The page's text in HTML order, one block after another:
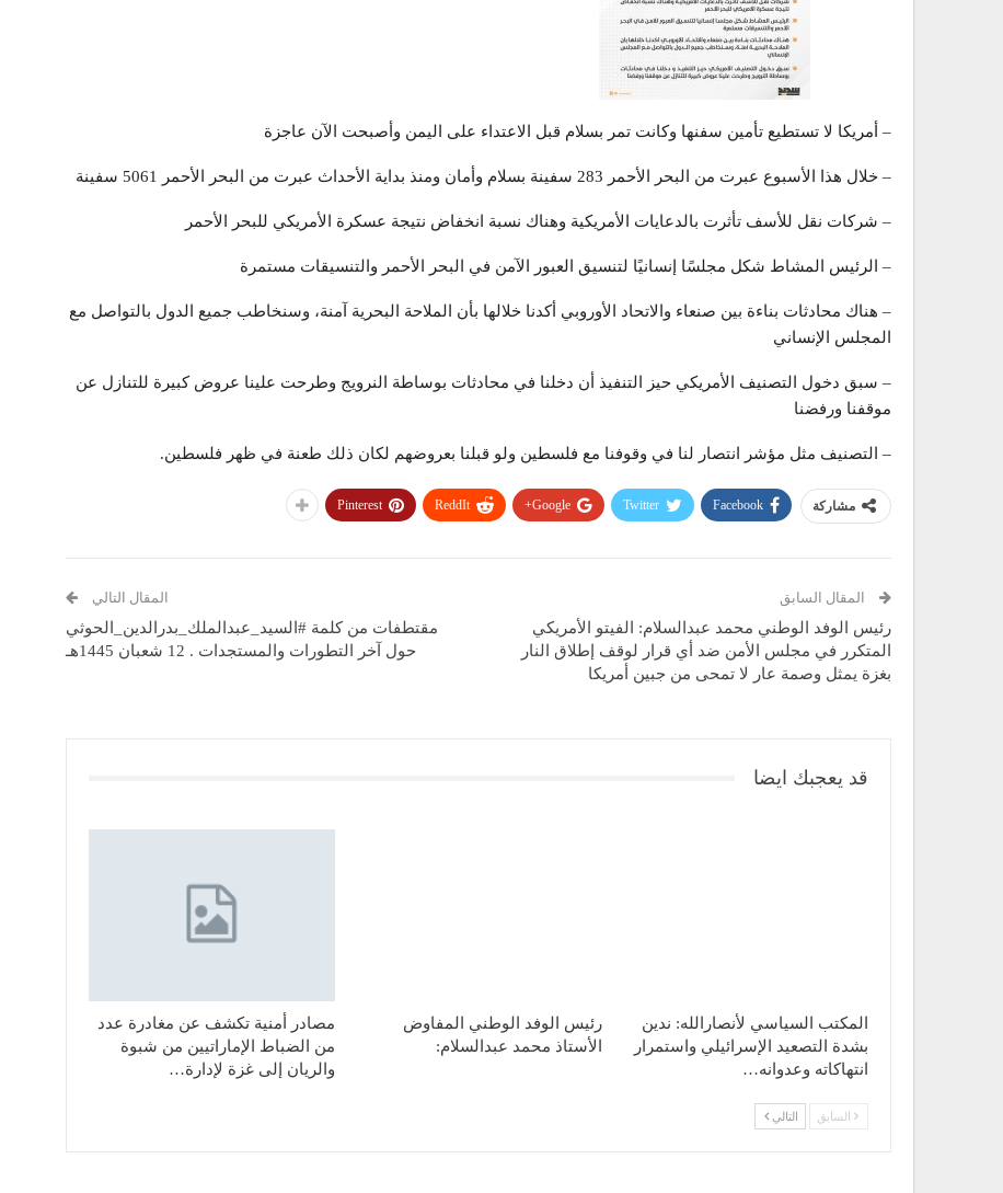
– أمريكا لا تستطيع تأمين سفنها وكانت تمر بسلام قبل الاعتداء على اليمن وأصبحت الآن عاجزة
– خلال هذا الأسبوع عبرت من البحر الأحمر 283 سفينة بسلام وأمان ومنذ بداية الأحداث عبرت من البحر الأحمر 5061 سفينة
– شركات نقل للأسف تأثرت بالدعايات الأمريكية وهناك نسبة انخفاض نتيجة عسكرة الأمريكي للبحر الأحمر
– الرئيس المشاط شكل مجلسًا إنسانيًا لتنسيق العبور الآمن في البحر الأحمر والتنسيقات مستمرة
– هناك محادثات بناءة بين صنعاء والاتحاد الأوروبي أكدنا خلالها بأن الملاحة البحرية آمنة، وسنخاطب جميع الدول بالتواصل مع
المجلس الإنساني
– سبق دخول التصنيف الأمريكي حيز التنفيذ أن دخلنا في محادثات بوساطة النرويج وطرحت علينا عروض كبيرة للتنازل عن
موقفنا ورفضنا
– التصنيف مثل مؤشر انتصار لنا في وقوفنا مع فلسطين ولو قبلنا بعروضهم لكان ذلك طعنة في ظهر فلسطين.
مشاركة Facebook
Twitter
Google+
ReddIt
Pinterest
المقال السابق
رئيس الوفد الوطني محمد عبدالسلام: الفيتو الأمريكي
المتكرر في مجلس الأمن ضد أي قرار لوقف إطلاق النار
بغزة يمثل وصمة عار لا تمحى من جبين أمريكا
المقال التالي
مقتطفات من كلمة #السيد_عبدالملك_بدرالدين_الحوثي
حول آخر التطورات والمستجدات . 12 شعبان 1445هـ
قد يعجبك ايضا
المكتب السياسي لأنصارالله: ندين
بشدة التصعيد الإسرائيلي واستمرار
انتهاكاته وعدوانه…
رئيس الوفد الوطني المفاوض
الأستاذ محمد عبدالسلام:
مصادر أمنية تكشف عن مغادرة عدد
من الضباط الإماراتيين من شبوة
والريان إلى غزة لإدارة…
السابق التالي